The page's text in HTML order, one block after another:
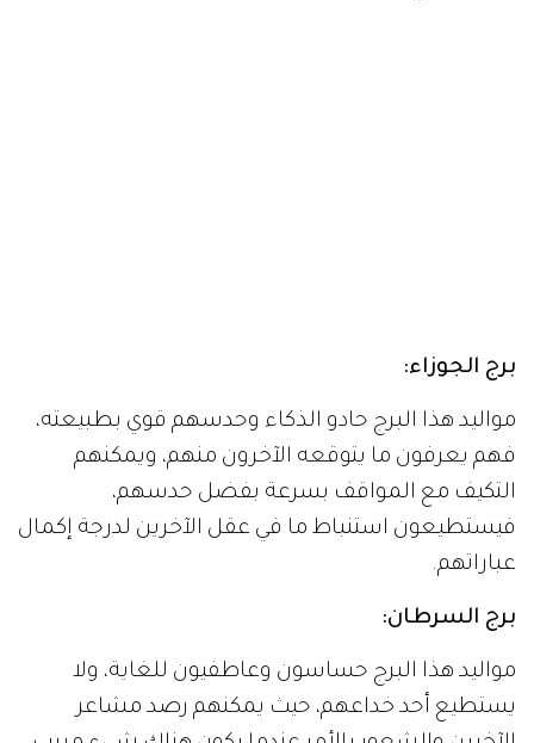
برج الجوزاء:
مواليد هذا البرج حادو الذكاء وحدسهم قوي بطبيعته،
فهم يعرفون ما يتوقعه الآخرون منهم، ويمكنهم
التكيف مع المواقف بسرعة بفضل حدسهم،
فيستطيعون استنباط ما في عقل الآخرين لدرجة إكمال
عباراتهم.
برج السرطان:
مواليد هذا البرج حساسون وعاطفيون للغاية، ولا
يستطيع أحد خداعهم، حيث يمكنهم رصد مشاعر